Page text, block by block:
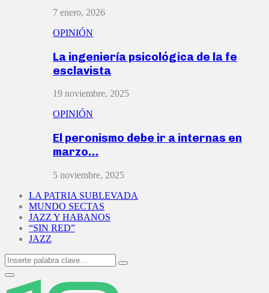
7 enero, 2026
OPINIÓN
La ingeniería psicológica de la fe
esclavista
19 noviembre, 2025
OPINIÓN
El peronismo debe ir a internas en
marzo…
5 noviembre, 2025
LA PATRIA SUBLEVADA
MUNDO SECTAS
JAZZ Y HABANOS
“SIN RED”
JAZZ
Search
for:
Search
Primary
Menu